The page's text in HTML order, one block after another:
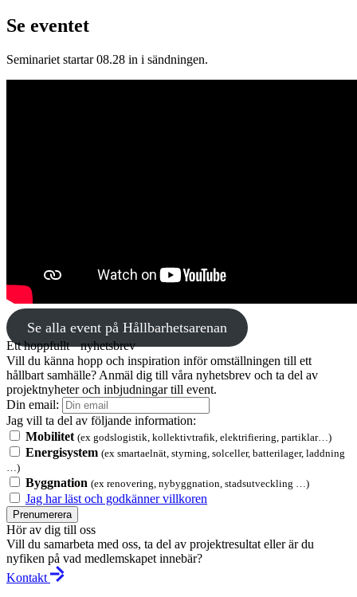
Se eventet
Seminariet startar 08.28 in i sändningen.
Se alla event på Hållbarhetsarenan
Ett hoppfullt nyhetsbrev
Vill du känna hopp och inspiration inför omställningen till ett
hållbart samhälle? Anmäl dig till våra nyhetsbrev och ta del av
projektnyheter och inbjudningar till event.
Din email:
Jag vill ta del av följande information:
Mobilitet (ex godslogistik, kollektivtrafik, elektrifiering, partiklar…)
Energisystem (ex smartaelnät, styrning, solceller, batterilager, laddning
…)
Byggnation (ex renovering, nybyggnation, stadsutveckling …)
Jag har läst och godkänner villkoren
Prenumerera
Hör av dig till oss
Vill du samarbeta med oss, ta del av projektresultat eller är du
nyfiken på vad medlemskapet innebär?
Kontakt